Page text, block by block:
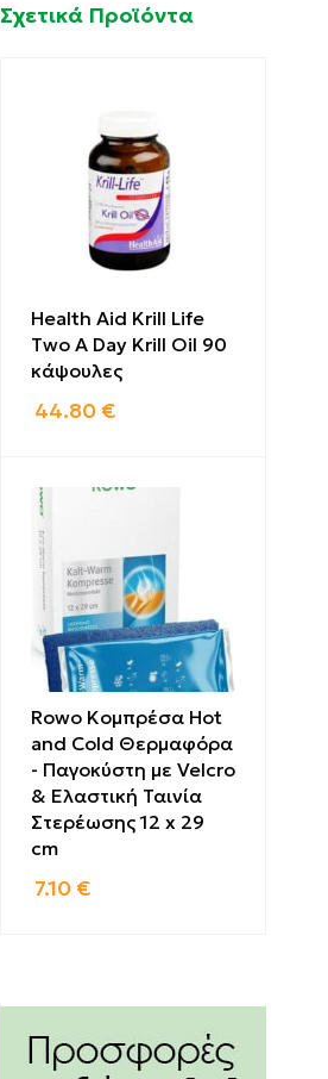
Σχετικά Προϊόντα
Health Aid Krill Life
Two A Day Krill Oil 90
κάψουλες
44.80 €
Rowo Κομπρέσα Hot
and Cold Θερμαφόρα
- Παγοκύστη με Velcro
& Ελαστική Ταινία
Στερέωσης 12 x 29
cm
7.10 €